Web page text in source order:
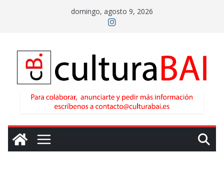
domingo, agosto 9, 2026